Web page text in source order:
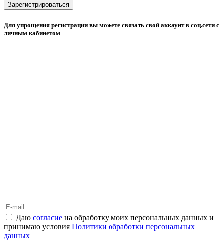
Зарегистрироваться
Для упрощения регистрации вы можете связать свой аккаунт в соц.сети с
личным кабинетом
Даю согласие на обработку моих персональных данных и
принимаю условия Политики обработки персональных
данных